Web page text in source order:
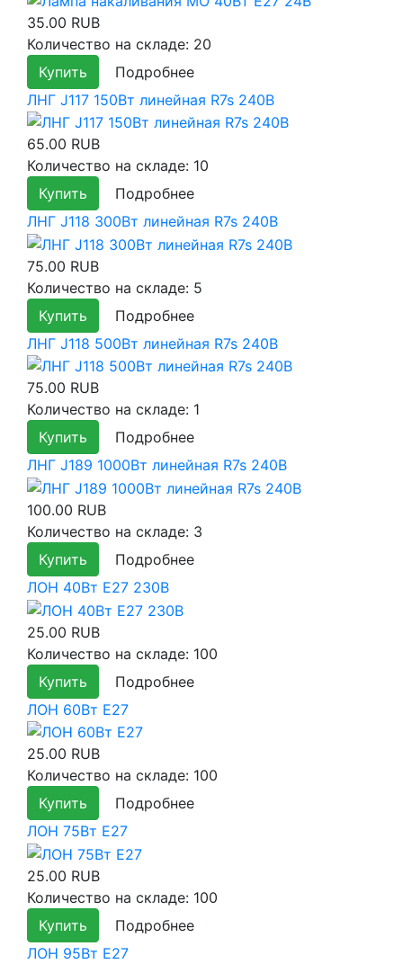
35.00 RUB
Количество на складе: 20
Купить
Подробнее
ЛНГ J117 150Вт линейная R7s 240В
65.00 RUB
Количество на складе: 10
Купить
Подробнее
ЛНГ J118 300Вт линейная R7s 240В
75.00 RUB
Количество на складе: 5
Купить
Подробнее
ЛНГ J118 500Вт линейная R7s 240В
75.00 RUB
Количество на складе: 1
Купить
Подробнее
ЛНГ J189 1000Вт линейная R7s 240В
100.00 RUB
Количество на складе: 3
Купить
Подробнее
ЛОН 40Вт E27 230В
25.00 RUB
Количество на складе: 100
Купить
Подробнее
ЛОН 60Вт E27
25.00 RUB
Количество на складе: 100
Купить
Подробнее
ЛОН 75Вт E27
25.00 RUB
Количество на складе: 100
Купить
Подробнее
ЛОН 95Вт E27